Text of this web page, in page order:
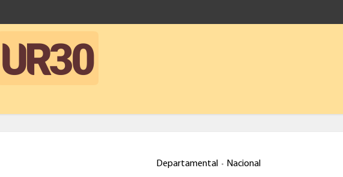
Departamental • Nacional